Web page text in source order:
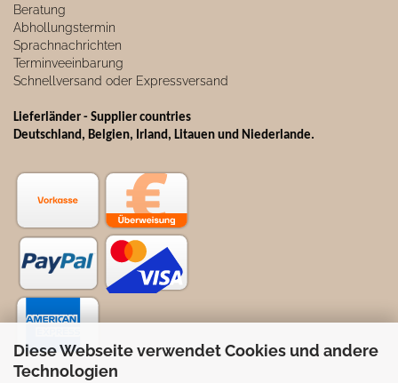
Diese Webseite verwendet Cookies und andere
Technologien
Beratung
Abhollungstermin
Sprachnachrichten
Terminveeinbarung
Schnellversand oder Expressversand
Lieferländer - Supplier countries
Deutschland, Belgien, Irland, Litauen und Niederlande.